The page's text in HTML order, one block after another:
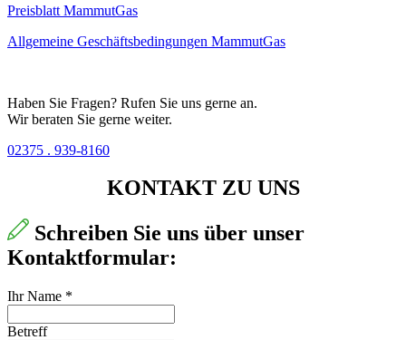
Preisblatt MammutGas
Allgemeine Geschäftsbedingungen MammutGas
Haben Sie Fragen? Rufen Sie uns gerne an.
Wir beraten Sie gerne weiter.
02375 . 939-8160
KONTAKT ZU UNS
Schreiben Sie uns über unser
Kontaktformular:
Ihr Name *
Betreff